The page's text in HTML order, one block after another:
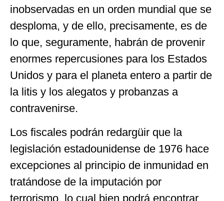
inobservadas en un orden mundial que se
desploma, y de ello, precisamente, es de
lo que, seguramente, habrán de provenir
enormes repercusiones para los Estados
Unidos y para el planeta entero a partir de
la litis y los alegatos y probanzas a
contravenirse.
Los fiscales podrán redargüir que la
legislación estadounidense de 1976 hace
excepciones al principio de inmunidad en
tratándose de la imputación por
terrorismo, lo cual bien podrá encontrar